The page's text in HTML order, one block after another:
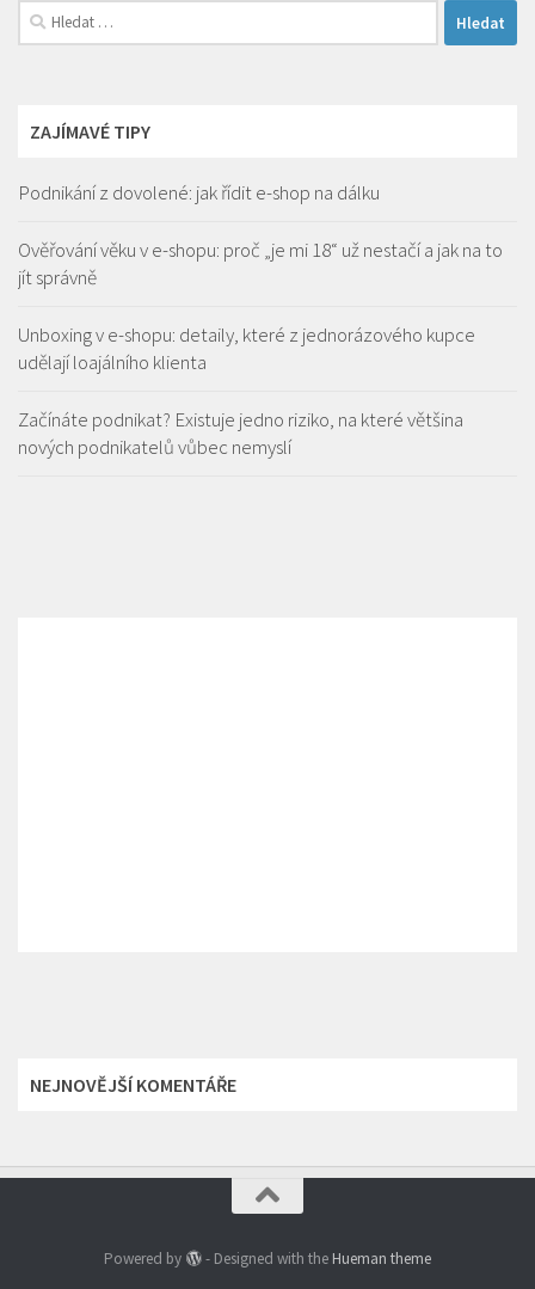
Vyhledávání
ZAJÍMAVÉ TIPY
Podnikání z dovolené: jak řídit e-shop na dálku
Ověřování věku v e-shopu: proč „je mi 18“ už nestačí a jak na to
jít správně
Unboxing v e-shopu: detaily, které z jednorázového kupce
udělají loajálního klienta
Začínáte podnikat? Existuje jedno riziko, na které většina
nových podnikatelů vůbec nemyslí
NEJNOVĚJŠÍ KOMENTÁŘE
Powered by - Designed with the Hueman theme